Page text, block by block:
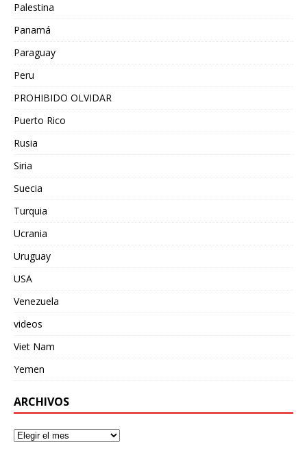
Palestina
Panamá
Paraguay
Peru
PROHIBIDO OLVIDAR
Puerto Rico
Rusia
Siria
Suecia
Turquia
Ucrania
Uruguay
USA
Venezuela
videos
Viet Nam
Yemen
ARCHIVOS